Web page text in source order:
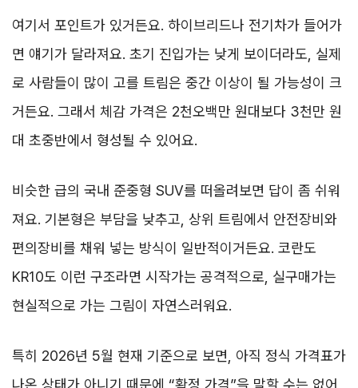
여기서 포인트가 있거든요. 하이브리드나 전기차가 들어가
면 얘기가 달라져요. 초기 진입가는 낮게 보이더라도, 실제
로 사람들이 많이 고를 트림은 중간 이상이 될 가능성이 크
거든요. 그래서 체감 가격은 2천오백만 원대보다 3천만 원
대 초중반에서 형성될 수 있어요.
비슷한 급의 국내 준중형 SUV를 떠올려보면 답이 좀 쉬워
져요. 기본형은 부담을 낮추고, 상위 트림에서 안전장비와
편의장비를 채워 넣는 방식이 일반적이거든요. 코란도
KR10도 이런 구조라면 시작가는 공격적으로, 실구매가는
현실적으로 가는 그림이 자연스러워요.
특히 2026년 5월 현재 기준으로 보면, 아직 정식 가격표가
나온 상태가 아니기 때문에 “확정 가격”을 말할 수는 없어